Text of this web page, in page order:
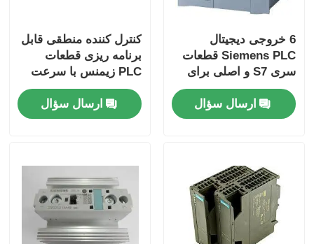
قطعات PLC زیمنس
شرکت یوکوگاوا استاردوم
Hima Safety PLC
ICS Triplex PLC
PLC وودوارد
6 خروجی دیجیتال
Siemens PLC قطعات
سری S7 و اصلی برای
عملکرد
ارسال سؤال
کنترل کننده منطقی قابل
برنامه ریزی قطعات
PLC زیمنس با سرعت
25 Ns / مرحله CPU و 2
ورودی آنالوگارسال سؤال